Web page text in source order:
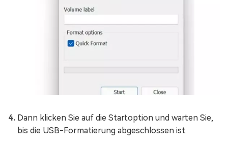
Dann klicken Sie auf die Startoption und warten Sie,
bis die USB-Formatierung abgeschlossen ist.